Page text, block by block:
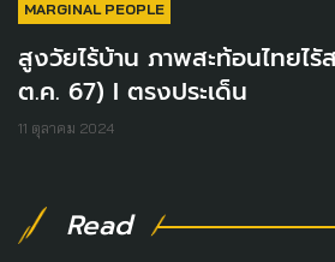
MARGINAL PEOPLE
สูงวัยไร้บ้าน ภาพสะท้อนไทยไรั
ต.ค. 67) I ตรงประเด็น
11 ตุลาคม 2024
Read